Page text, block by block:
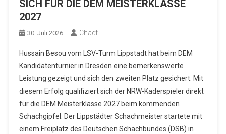
SICH FÜR DIE DEM MEISTERKLASSE
2027
30. Juli 2026 Chadt
Hussain Besou vom LSV-Turm Lippstadt hat beim DEM
Kandidatenturnier in Dresden eine bemerkenswerte
Leistung gezeigt und sich den zweiten Platz gesichert. Mit
diesem Erfolg qualifiziert sich der NRW-Kaderspieler direkt
für die DEM Meisterklasse 2027 beim kommenden
Schachgipfel. Der Lippstädter Schachmeister startete mit
einem Freiplatz des Deutschen Schachbundes (DSB) in